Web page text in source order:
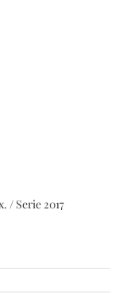
/ Serie 2017